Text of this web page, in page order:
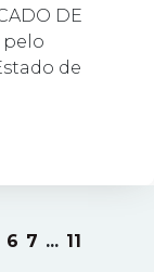
DE
pelo
de
6 7 ... 11